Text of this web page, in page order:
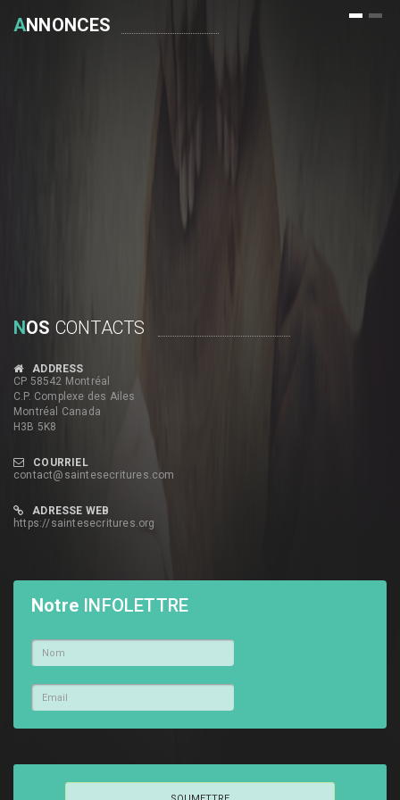
1 2
ANNONCES
NOS CONTACTS
ADDRESS
CP 58542 Montréal
C.P. Complexe des Ailes
Montréal Canada
H3B 5K8
COURRIEL
contact@saintesecritures.com
ADRESSE WEB
https://saintesecritures.org
Notre INFOLETTRE